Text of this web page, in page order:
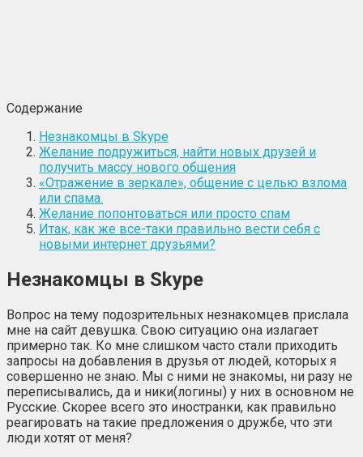
Содержание
Незнакомцы в Skype
Желание подружиться, найти новых друзей и
получить массу нового общения
«Отражение в зеркале», общение с целью взлома
или спама.
Желание попонтоваться или просто спам
Итак, как же все-таки правильно вести себя с
новыми интернет друзьями?
Незнакомцы в Skype
Вопрос на тему подозрительных незнакомцев прислала
мне на сайт девушка. Свою ситуацию она излагает
примерно так. Ко мне слишком часто стали приходить
запросы на добавления в друзья от людей, которых я
совершенно не знаю. Мы с ними не знакомы, ни разу не
переписывались, да и ники(логины) у них в основном не
Русские. Скорее всего это иностранки, как правильно
реагировать на такие предложения о дружбе, что эти
люди хотят от меня?